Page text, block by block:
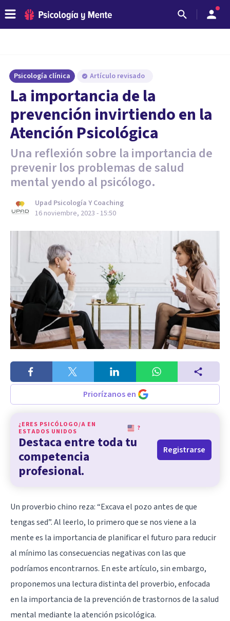
Psicología clínica Artículo revisado
La importancia de la
prevención invirtiendo en la
Atención Psicológica
Una reflexión sobre la importancia de
prevenir los problemas de salud
mental yendo al psicólogo.
Upad Psicología Y Coaching
16 noviembre, 2023 - 15:50
Priorízanos en
¿ERES PSICÓLOGO/A EN
ESTADOS UNIDOS
?
Destaca entre toda tu
competencia
profesional.
Registrarse
Un proverbio chino reza: “Excava el pozo antes de que
tengas sed”. Al leerlo, lo primero que se nos viene a la
mente es la importancia de planificar el futuro para reducir
al mínimo las consecuencias negativas con las que
podríamos encontrarnos. En este artículo, sin embargo,
proponemos una lectura distinta del proverbio, enfocada
en la importancia de la prevención de trastornos de lasalud
mental mediante la atención psicológica.